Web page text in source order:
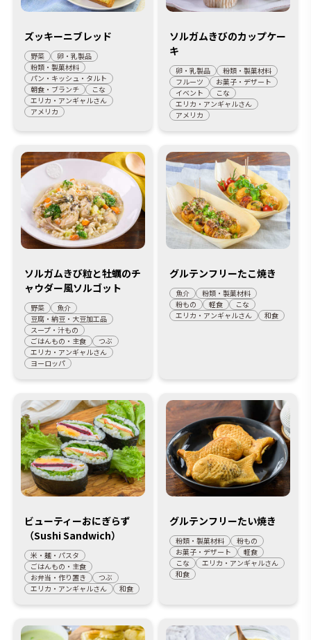
ズッキーニブレッド
野菜
卵・乳製品
粉類・製菓材料
パン・キッシュ・タルト
朝食・ブランチ
こな
エリカ・アンギャルさん
アメリカ
ソルガムきびのカップケー
キ
卵・乳製品
粉類・製菓材料
フルーツ
お菓子・デザート
イベント
こな
エリカ・アンギャルさん
アメリカ
ソルガムきび粒と牡蠣のチ
ャウダー風ソルゴット
野菜
魚介
豆腐・納豆・大豆加工品
スープ・汁もの
ごはんもの・主食
つぶ
エリカ・アンギャルさん
ヨーロッパ
グルテンフリーたこ焼き
魚介
粉類・製菓材料
粉もの
軽食
こな
エリカ・アンギャルさん
和食
ビューティーおにぎらず
（Sushi Sandwich）
米・麺・パスタ
ごはんもの・主食
お弁当・作り置き
つぶ
エリカ・アンギャルさん
和食
グルテンフリーたい焼き
粉類・製菓材料
粉もの
お菓子・デザート
軽食
こな
エリカ・アンギャルさん
和食